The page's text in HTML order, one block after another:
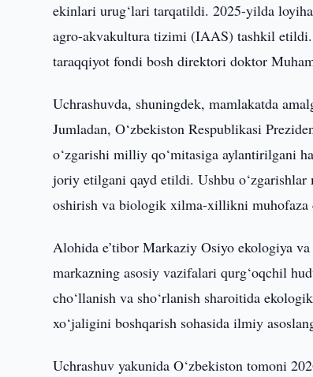
ekinlari urug‘lari tarqatildi. 2025-yilda
agro-akvakultura tizimi (IAAS) tashkil
taraqqiyot fondi bosh direktori doktor
Uchrashuvda, shuningdek, mamlakatda
Jumladan, O‘zbekiston Respublikasi
o‘zgarishi milliy qo‘mitasiga aylantirilgani
joriy etilgani qayd etildi. Ushbu
oshirish va biologik xilma-xillikni muhofaza
Alohida e’tibor Markaziy Osiyo ekologiya
markazning asosiy vazifalari qurg‘oqchil
cho‘llanish va sho‘rlanish sharoitida
xo‘jaligini boshqarish sohasida ilmiy
Uchrashuv yakunida O‘zbekiston tomoni